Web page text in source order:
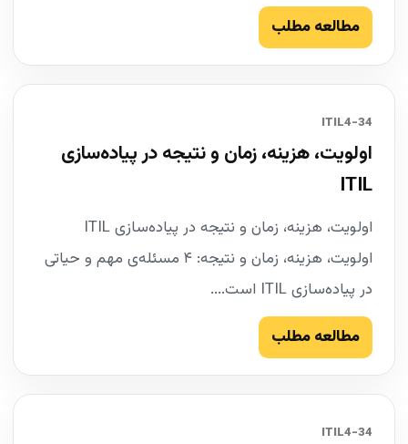
مطالعه مطلب
34-ITIL4
اولویت، هزینه، زمان و نتیجه در پیاده‌سازی
ITIL
اولویت، هزینه، زمان و نتیجه در پیاده‌سازی ITIL
اولویت، هزینه، زمان و نتیجه: ۴ مسئله‌ی مهم و حیاتی
در پیاده‌سازی ITIL است....
مطالعه مطلب
34-ITIL4